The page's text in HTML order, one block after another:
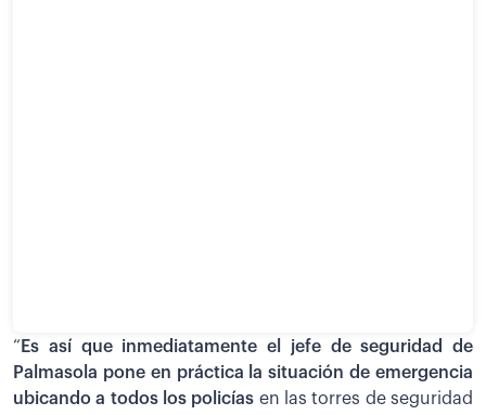
“ Es así que inmediatamente el jefe de seguridad de
Palmasola pone en práctica la situación de emergencia
ubicando a todos los policías en las torres de seguridad